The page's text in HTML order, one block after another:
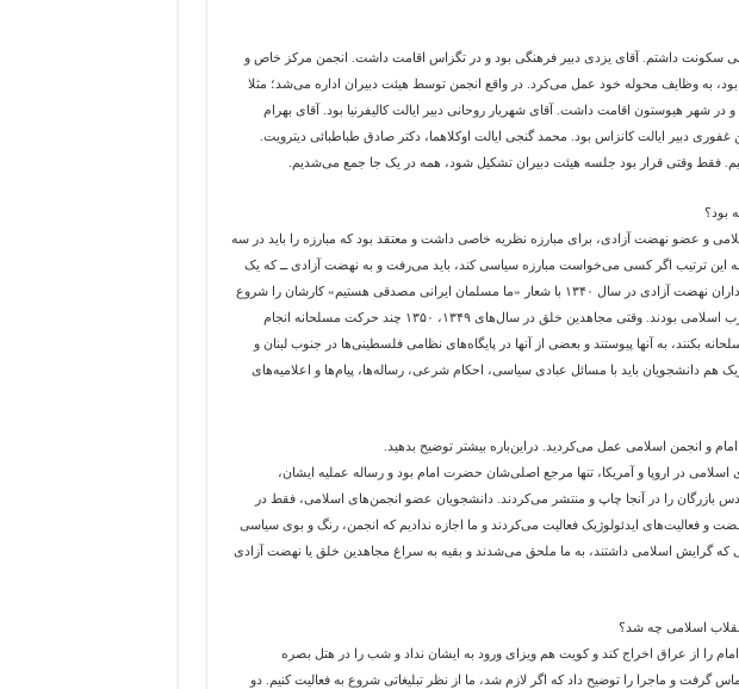
سکونت داشتم. آقای یزدی دبیر فرهنگی بود و در تگزاس اقامت داشت. انجمن مرکز خاص و
به وظایف محوله خود عمل می‌کرد. در واقع انجمن توسط هیئت دبیران اداره می‌شد؛ مثلا
در شهر هیوستون اقامت داشت. آقای شهریار روحانی دبیر ایالت کالیفرنیا بود. آقای بهرام
دبیر ایالت کانزاس بود. محمد گنجی ایالت اوکلاهما، دکتر صادق طباطبائی دیترویت.
فقط وقتی قرار بود جلسه هیئت دبیران تشکیل شود، همه در یک جا جمع می‌شدیم.
بود؟
و عضو نهضت آزادی، برای مبارزه نظریه خاصی داشت و معتقد بود که مبارزه را باید در سه
این ترتیب اگر کسی می‌خواست مبارزه سیاسی کند، باید می‌رفت و به نهضت آزادی ــ که یک
حزب سیاسی اسلامی بود ــ می‌پیوست. هواداران نهضت آزادی در سال ۱۳۴۰ با شعار «ما مسلمان ایرانی مصدقی هستیم»‌ کارشان را شروع
کرده و در واقع تلفیقی از جبهه ملی و یک حزب اسلامی بودند. وقتی مجاهدین خلق در سال‌های ۱۳۴۹، ۱۳۵۰ چند حرکت مسلحانه انجام
بکنند، به آنها پیوستند و بعضی از آنها در پایگاه‌های نظامی فلسطینی‌ها در جنوب لبنان و
هم دانشجویان باید با مسائل عبادی سیاسی، احکام شرعی، رساله‌ها، پیام‌ها و اعلامیه‌های
و انجمن اسلامی عمل می‌کردید. دراین‌باره بیشتر توضیح بدهید.
انجمن‌های اسلامی در اروپا و آمریکا، تنها مرجع اصلی‌شان حضرت امام بود و رساله عملیه ایشان،
بازرگان را در آنجا چاپ و منتشر می‌کردند. دانشجویان عضو انجمن‌های اسلامی، فقط در
فعالیت‌های ایدئولوژیک فعالیت می‌کردند و ما اجازه ندادیم که انجمن، رنگ و بوی سیاسی
که گرایش اسلامی داشتند، به ما ملحق می‌شدند و بقیه به سراغ مجاهدین خلق یا نهضت آزادی
اسلامی چه شد؟
از عراق اخراج کند و کویت هم ویزای ورود به ایشان نداد و شب را در هتل بصره
گرفت و ماجرا را توضیح داد که اگر لازم شد، ما از نظر تبلیغاتی شروع به فعالیت کنیم. دو